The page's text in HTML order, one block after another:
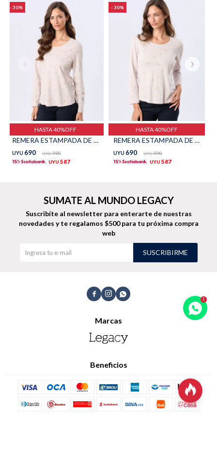
30
HASTA 40%OFF
REMERA ESTAMPADA DE ALGODÓN - Beige
UYU 690 UYU 990
UYU 587
30
HASTA 40%OFF
REMERA ESTAMPADA DE ALGODÓN - Beige
UYU 690 UYU 990
UYU 587
  
Marcas
Beneficios
SUMATE AL MUNDO LEGACY
Suscribíte al newsletter para enterarte de nuestras
novedades y te regalamos $500 para tu próxima compra
web
SUSCRIBIRME

TALLES GRANDES Uniformes empresariales
Quiero ser parte Canjear mis puntos
Uniformes empresariales
Juntá puntos Friends
Envíos, cambios y devoluciones
Trabaja con nosotros